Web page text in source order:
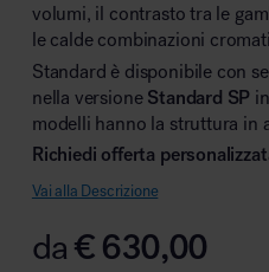
Area outdoor
Area hospitality
volumi, il contrasto tra le
le calde combinazioni
Standard è disponibile con
nella versione Standard SP
modelli hanno la struttura in
Richiedi offerta
Vai alla Descrizione
da€630,00